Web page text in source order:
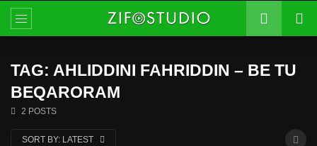
TAG: AHLIDDINI FAHRIDDIN – BE TU
BEQARORAM
2 POSTS
SORT BY: LATEST